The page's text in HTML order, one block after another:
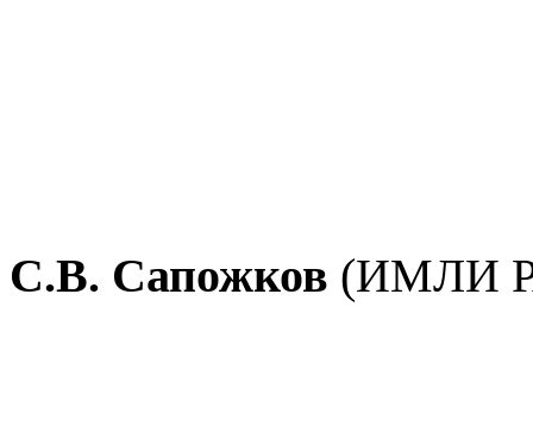
С.В. Сапожков (ИМЛИ